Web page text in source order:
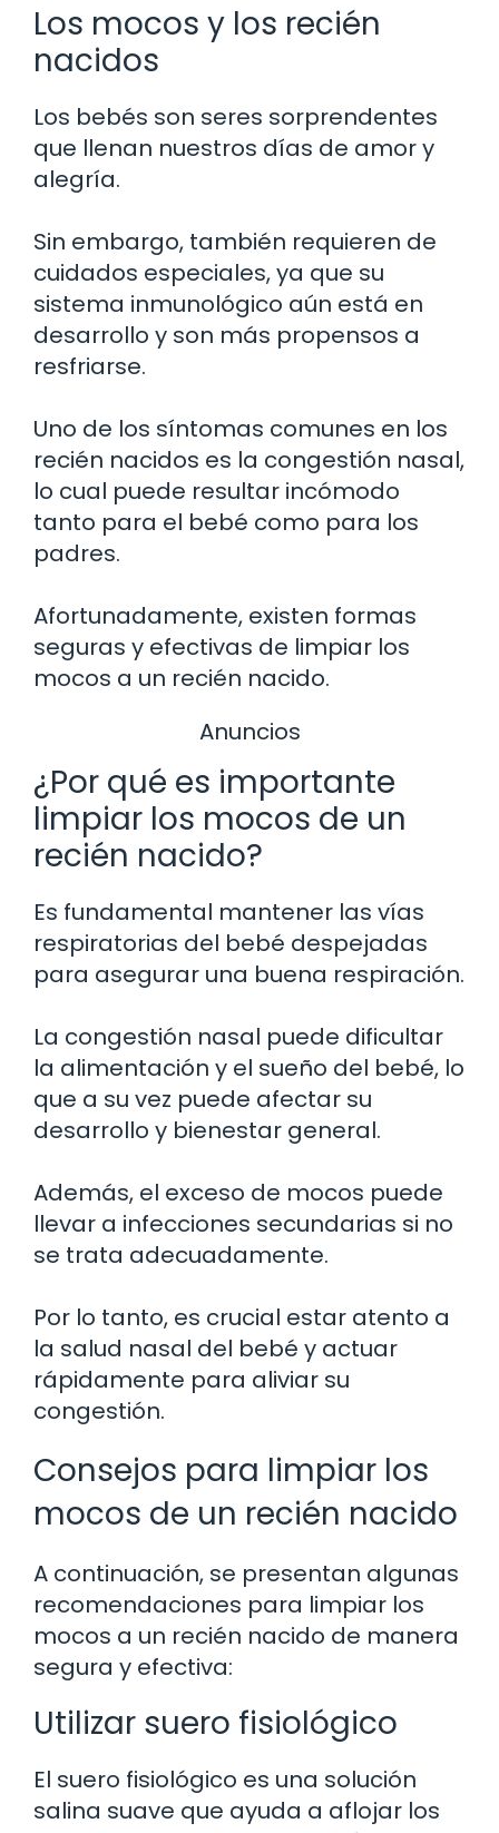
Los mocos y los recién
nacidos
Los bebés son seres sorprendentes
que llenan nuestros días de amor y
alegría.
Sin embargo, también requieren de
cuidados especiales, ya que su
sistema inmunológico aún está en
desarrollo y son más propensos a
resfriarse.
Uno de los síntomas comunes en los
recién nacidos es la congestión nasal,
lo cual puede resultar incómodo
tanto para el bebé como para los
padres.
Afortunadamente, existen formas
seguras y efectivas de limpiar los
mocos a un recién nacido.
Anuncios
¿Por qué es importante
limpiar los mocos de un
recién nacido?
Es fundamental mantener las vías
respiratorias del bebé despejadas
para asegurar una buena respiración.
La congestión nasal puede dificultar
la alimentación y el sueño del bebé, lo
que a su vez puede afectar su
desarrollo y bienestar general.
Además, el exceso de mocos puede
llevar a infecciones secundarias si no
se trata adecuadamente.
Por lo tanto, es crucial estar atento a
la salud nasal del bebé y actuar
rápidamente para aliviar su
congestión.
Consejos para limpiar los
mocos de un recién nacido
A continuación, se presentan algunas
recomendaciones para limpiar los
mocos a un recién nacido de manera
segura y efectiva:
Utilizar suero fisiológico
El suero fisiológico es una solución
salina suave que ayuda a aflojar los